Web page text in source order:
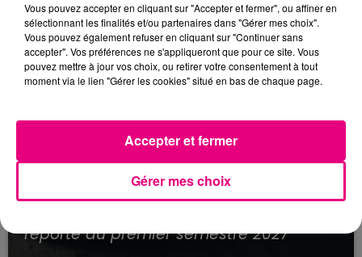
21 juillet 2026
reporté au premier semestre 2027
Vous pouvez accepter en cliquant sur "Accepter et fermer", ou affiner en
sélectionnant les finalités et/ou partenaires dans "Gérer mes choix".
Vous pouvez également refuser en cliquant sur "Continuer sans
accepter". Vos préférences ne s'appliqueront que pour ce site. Vous
pouvez mettre à jour vos choix, ou retirer votre consentement à tout
moment via le lien "Gérer les cookies" situé en bas de chaque page.
Gérer mes choix
Accepter et fermer